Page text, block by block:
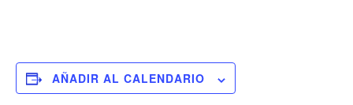
AÑADIR AL CALENDARIO